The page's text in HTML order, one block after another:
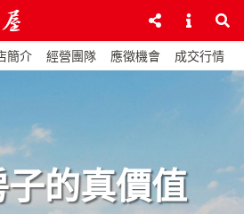
簡介 經營團隊 應徵機會 成交行情
的真價值